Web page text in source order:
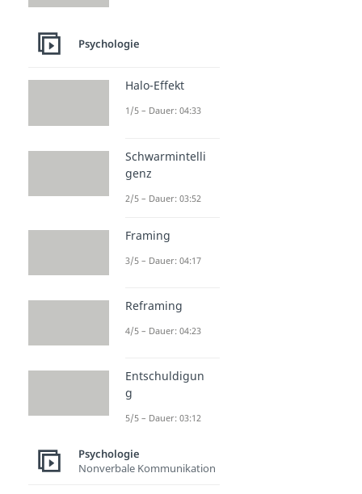
Psychologie
Halo-Effekt
1/5 – Dauer: 04:33
Schwarmintelli
genz
2/5 – Dauer: 03:52
Framing
3/5 – Dauer: 04:17
Reframing
4/5 – Dauer: 04:23
Entschuldigun
g
5/5 – Dauer: 03:12
Psychologie
Nonverbale Kommunikation